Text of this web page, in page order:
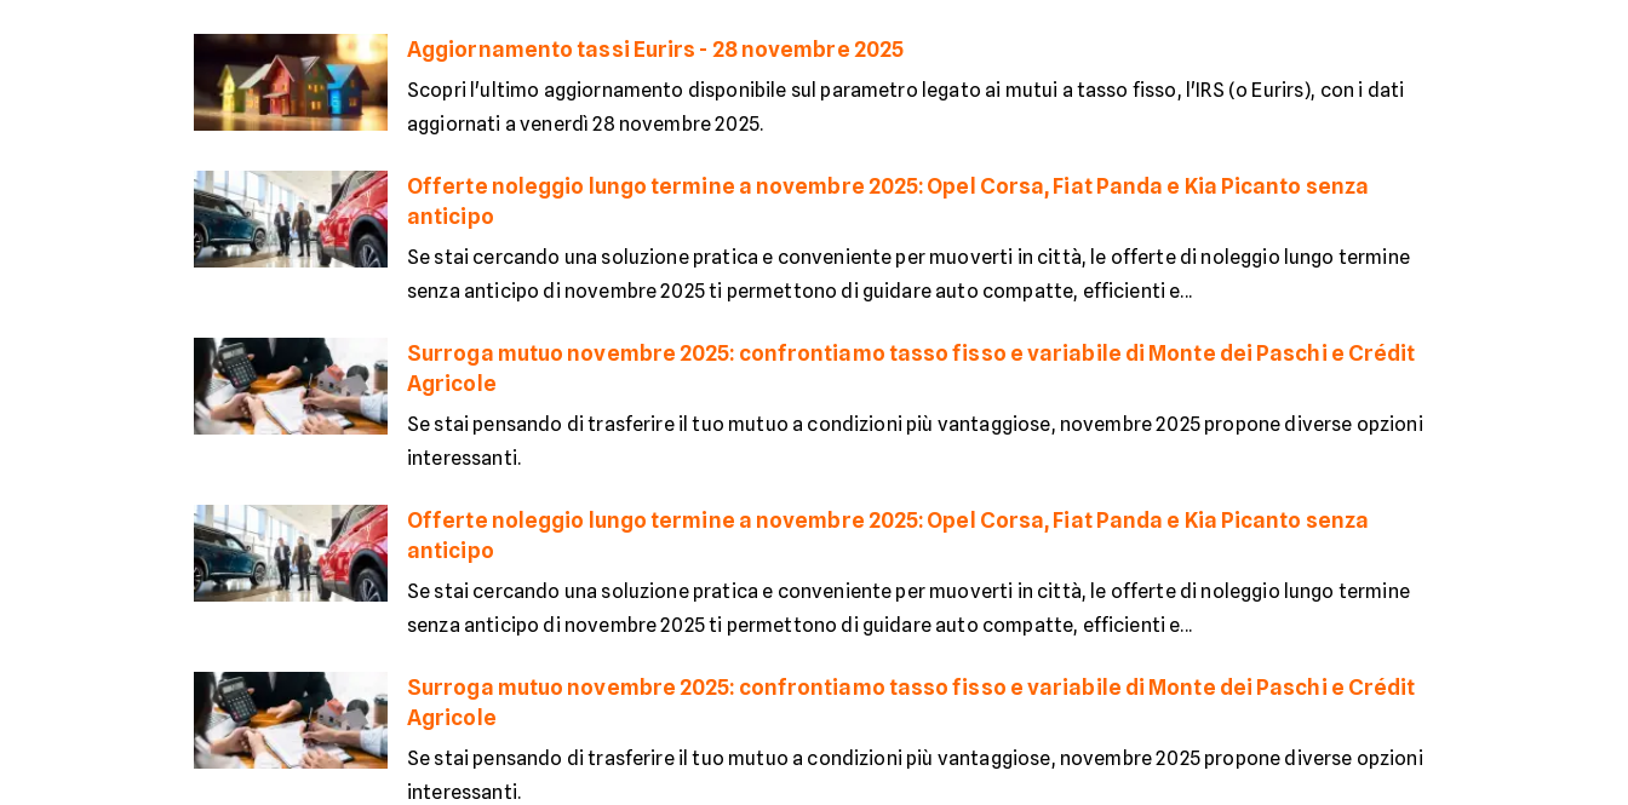
Aggiornamento tassi Eurirs - 28 novembre 2025
Scopri l'ultimo aggiornamento disponibile sul parametro legato ai mutui a tasso fisso, l'IRS (o Eurirs), con i dati
aggiornati a venerdì 28 novembre 2025.
Offerte noleggio lungo termine a novembre 2025: Opel Corsa, Fiat Panda e Kia Picanto senza
anticipo
Se stai cercando una soluzione pratica e conveniente per muoverti in città, le offerte di noleggio lungo termine
senza anticipo di novembre 2025 ti permettono di guidare auto compatte, efficienti e...
Surroga mutuo novembre 2025: confrontiamo tasso fisso e variabile di Monte dei Paschi e Crédit
Agricole
Se stai pensando di trasferire il tuo mutuo a condizioni più vantaggiose, novembre 2025 propone diverse opzioni
interessanti.
Offerte noleggio lungo termine a novembre 2025: Opel Corsa, Fiat Panda e Kia Picanto senza
anticipo
Se stai cercando una soluzione pratica e conveniente per muoverti in città, le offerte di noleggio lungo termine
senza anticipo di novembre 2025 ti permettono di guidare auto compatte, efficienti e...
Surroga mutuo novembre 2025: confrontiamo tasso fisso e variabile di Monte dei Paschi e Crédit
Agricole
Se stai pensando di trasferire il tuo mutuo a condizioni più vantaggiose, novembre 2025 propone diverse opzioni
interessanti.